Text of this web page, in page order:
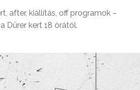
after, kiállítás, off programok –
Dürer kert 18 órától.